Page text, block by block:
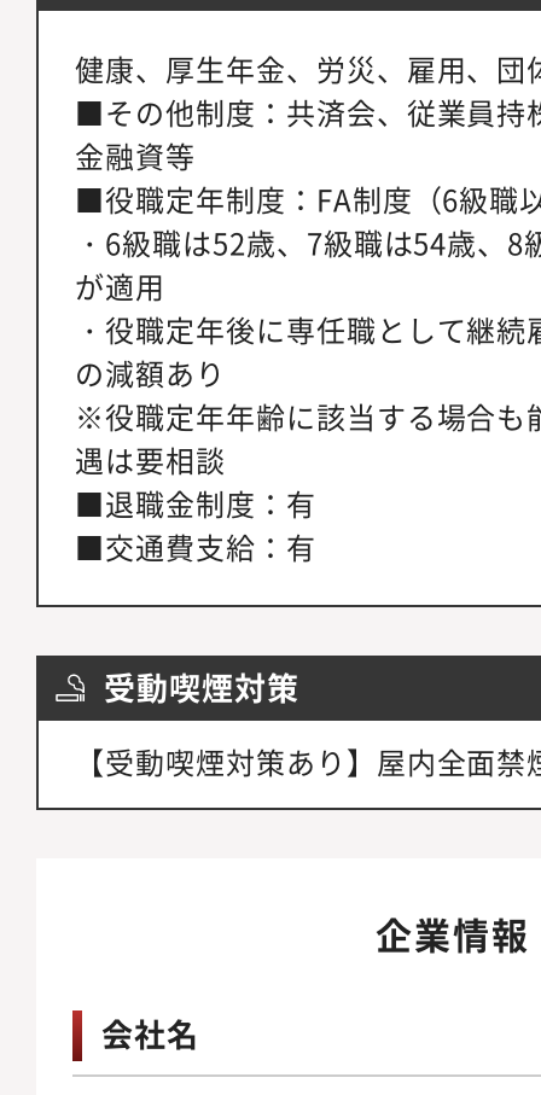
健康、厚生年金、労災、雇用、
■その他制度：共済会、従業員持
金融資等
■役職定年制度：FA制度（6級職
・6級職は52歳、7級職は54歳、
が適用
・役職定年後に専任職として継
の減額あり
※役職定年年齢に該当する場合も
遇は要相談
■退職金制度：有
■交通費支給：有
受動喫煙対策
【受動喫煙対策あり】屋内全面禁
企業情報
会社名